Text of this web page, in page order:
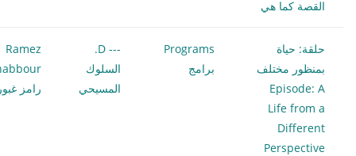
القصة كما هي
حلقة: حياة
بمنظور مختلف
Episode: A
Life from a
Different
Perspective
Programs
برامج
--- D.
السلوك
المسيحي
Ramez
رامز